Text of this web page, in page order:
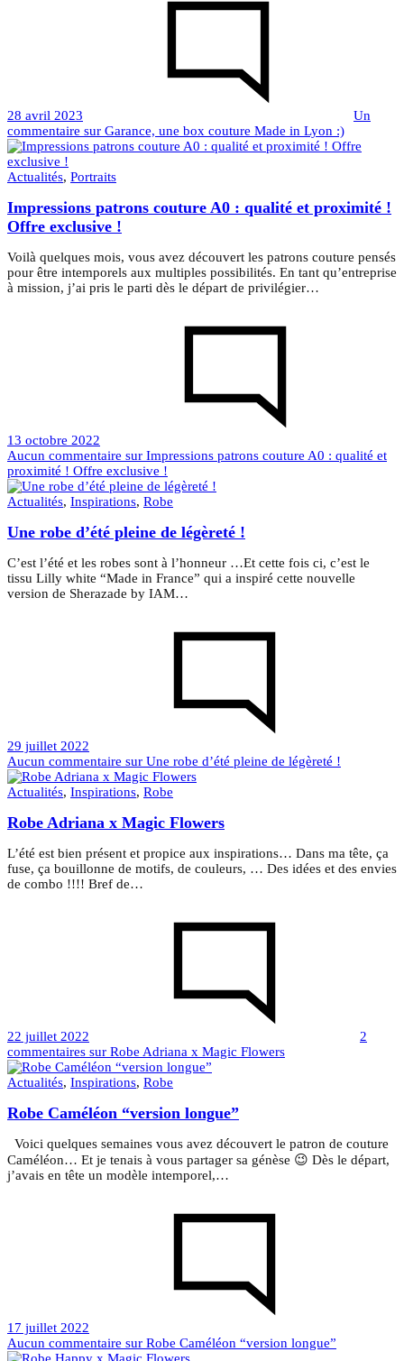
28 avril 2023
Un
commentaire sur Garance, une box couture Made in Lyon :)
Actualités, Portraits
Impressions patrons couture A0 : qualité et proximité !
Offre exclusive !
Voilà quelques mois, vous avez découvert les patrons couture pensés
pour être intemporels aux multiples possibilités. En tant qu’entreprise
à mission, j’ai pris le parti dès le départ de privilégier…
13 octobre 2022
Aucun commentaire sur Impressions patrons couture A0 : qualité et
proximité ! Offre exclusive !
Actualités, Inspirations, Robe
Une robe d’été pleine de légèreté !
C’est l’été et les robes sont à l’honneur …Et cette fois ci, c’est le
tissu Lilly white “Made in France” qui a inspiré cette nouvelle
version de Sherazade by IAM…
29 juillet 2022
Aucun commentaire sur Une robe d’été pleine de légèreté !
Actualités, Inspirations, Robe
Robe Adriana x Magic Flowers
L’été est bien présent et propice aux inspirations… Dans ma tête, ça
fuse, ça bouillonne de motifs, de couleurs, … Des idées et des envies
de combo !!!! Bref de…
22 juillet 2022
2
commentaires sur Robe Adriana x Magic Flowers
Actualités, Inspirations, Robe
Robe Caméléon “version longue”
Voici quelques semaines vous avez découvert le patron de couture
Caméléon… Et je tenais à vous partager sa génèse 😉 Dès le départ,
j’avais en tête un modèle intemporel,…
17 juillet 2022
Aucun commentaire sur Robe Caméléon “version longue”